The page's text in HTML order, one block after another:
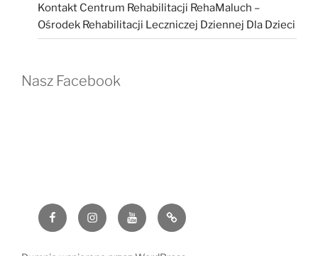
Kontakt Centrum Rehabilitacji RehaMaluch –
Ośrodek Rehabilitacji Leczniczej Dziennej Dla Dzieci
Nasz Facebook
FacebookInstagramYouTube
G